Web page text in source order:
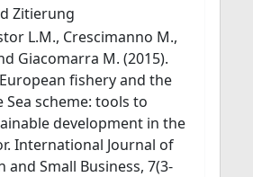
Zitierung
L.M., Crescimanno M.,
Giacomarra M. (2015).
fishery and the
Sea scheme: tools to
development in the
International Journal of
and Small Business, 7(3-